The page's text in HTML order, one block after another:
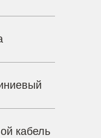
кабель